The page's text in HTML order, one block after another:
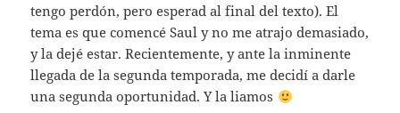
tengo perdón, pero esperad al final del texto). El
tema es que comencé Saul y no me atrajo demasiado,
y la dejé estar. Recientemente, y ante la inminente
llegada de la segunda temporada, me decidí a darle
una segunda oportunidad. Y la liamos